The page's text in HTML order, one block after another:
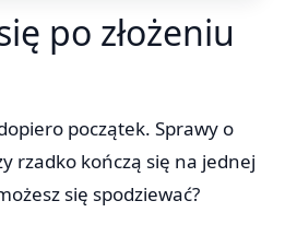
po złożeniu
początek. Sprawy o
rzadko kończą się na jednej
się spodziewać?